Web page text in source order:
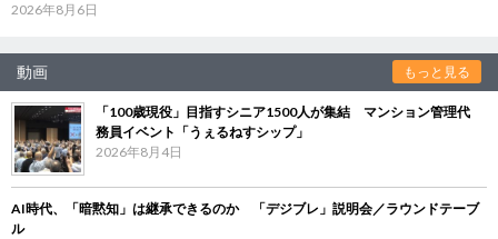
2026年8月6日
動画 もっと見る
「100歳現役」目指すシニア1500人が集結 マンション管理代
務員イベント「うぇるねすシップ」
2026年8月4日
AI時代、「暗黙知」は継承できるのか 「デジブレ」説明会／ラウンドテーブ
ル